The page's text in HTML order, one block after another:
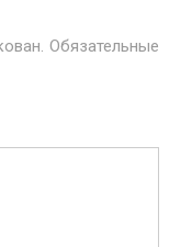
Обязательные